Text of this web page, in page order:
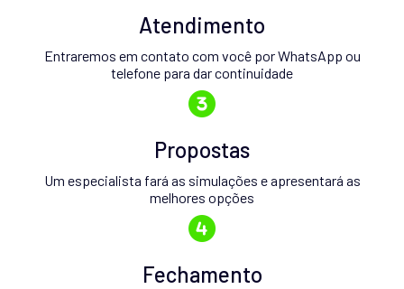
Atendimento
Entraremos em contato com você por WhatsApp ou
telefone para dar continuidade
Propostas
Um especialista fará as simulações e apresentará as
melhores opções
Fechamento